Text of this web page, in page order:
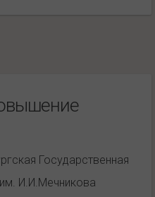
Государственная
И.И.Мечникова